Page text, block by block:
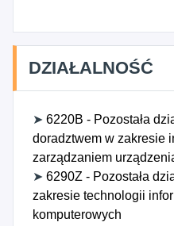
DZIAŁALNOŚĆ
➤ 6220B - Pozostała
doradztwem w zakresie
zarządzaniem
➤ 6290Z - Pozostała
zakresie technologii
komputerowych